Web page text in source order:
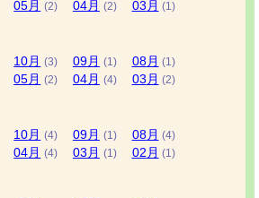
05月 (2) 04月 (2) 03 月 (1)
10月 (3) 09月 (1) 08月 (1)
05月 (2) 04月 (4) 03 月 (2)
10月 (4) 09月 (1) 08月 (4)
04月 (4) 03 月 (1) 02 月 (1)